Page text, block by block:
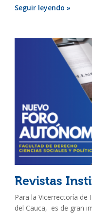
Seguir leyendo »
Revistas
Para la Vicerrectoría de
del Cauca, es de gran